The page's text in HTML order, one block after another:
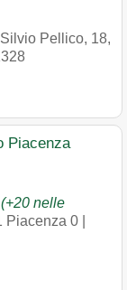
Pellico, 18,
Piacenza
(+20 nelle
Piacenza 0 |